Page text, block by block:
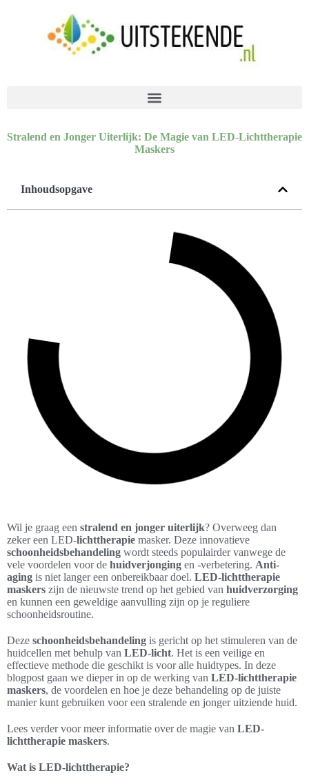
Stralend en Jonger Uiterlijk: De Magie van LED-Lichttherapie
Maskers
Inhoudsopgave
Wil je graag een stralend en jonger uiterlijk? Overweeg dan
zeker een LED-lichttherapie masker. Deze innovatieve
schoonheidsbehandeling wordt steeds populairder vanwege de
vele voordelen voor de huidverjonging en -verbetering. Anti-
aging is niet langer een onbereikbaar doel. LED-lichttherapie
maskers zijn de nieuwste trend op het gebied van huidverzorging
en kunnen een geweldige aanvulling zijn op je reguliere
schoonheidsroutine.
Deze schoonheidsbehandeling is gericht op het stimuleren van de
huidcellen met behulp van LED-licht. Het is een veilige en
effectieve methode die geschikt is voor alle huidtypes. In deze
blogpost gaan we dieper in op de werking van LED-lichttherapie
maskers, de voordelen en hoe je deze behandeling op de juiste
manier kunt gebruiken voor een stralende en jonger uitziende huid.
Lees verder voor meer informatie over de magie van LED-
lichttherapie maskers.
Wat is LED-lichttherapie?